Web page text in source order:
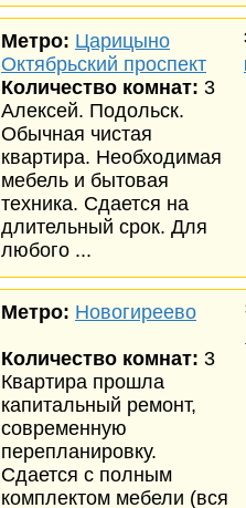
Метро: Царицыно
Октябрьский проспект
Количество комнат: 3
Алексей. Подольск.
Обычная чистая
квартира. Необходимая
мебель и бытовая
техника. Сдается на
длительный срок. Для
любого ...
Метро: Новогиреево
Количество комнат: 3
Квартира прошла
капитальный ремонт,
современную
перепланировку.
Сдается с полным
комплектом мебели (вся